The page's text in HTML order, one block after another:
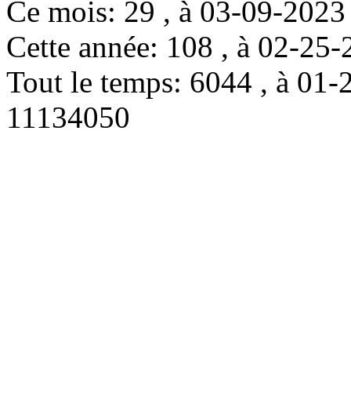
Ce mois: 29 , à 03-09-
Cette année: 108 , à 02-
Tout le temps: 6044 , à
11134050